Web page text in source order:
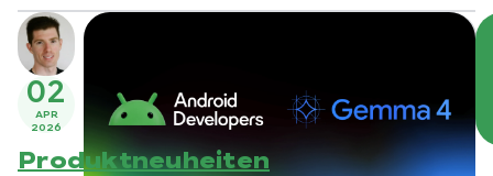
02
APR
2026
Produktneuheiten